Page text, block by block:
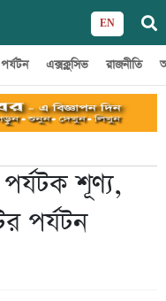
EN
পর্যটন এক্সক্লুসিভ রাজনীতি
পর্যটক শূণ্য,
পর্যটন